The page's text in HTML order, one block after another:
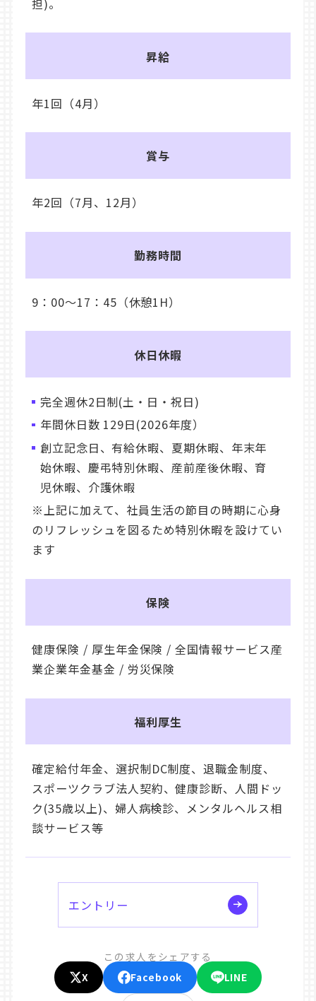
担)。
昇給
年1回（4月）
賞与
年2回（7月、12月）
勤務時間
9：00～17：45（休憩1H）
休日休暇
完全週休2日制(土・日・祝日)
年間休日数 129日(2026年度）
創立記念日、有給休暇、夏期休暇、年末年
始休暇、慶弔特別休暇、産前産後休暇、育
児休暇、介護休暇
※上記に加えて、社員生活の節目の時期に心身
のリフレッシュを図るため特別休暇を設けてい
ます
保険
健康保険 / 厚生年金保険 / 全国情報サービス産
業企業年金基金 / 労災保険
福利厚生
確定給付年金、選択制DC制度、退職金制度、
スポーツクラブ法人契約、健康診断、人間ドッ
ク(35歳以上)、婦人病検診、メンタルヘルス相
談サービス等
エントリー
この求人をシェアする
X
Facebook LINE